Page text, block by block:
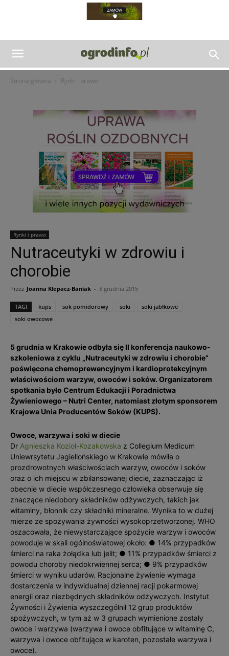
Strona główna Rynki i prawo
Rynki i prawo
Nutraceutyki w zdrowiu i
chorobie
Przez Joanna Klepacz-Baniak - 8 grudnia 2015
TAGI kups sok pomidorowy soki
soki jabłkowe
soki owocowe
5 grudnia w Krakowie odbyła się II konferencja naukowo-
szkoleniowa z cyklu „Nutraceutyki w zdrowiu i chorobie”
poświęcona chemoprewencyjnym i kardioprotekcyjnym
właściwościom warzyw, owoców i soków. Organizatorem
spotkania było Centrum Edukacji i Poradnictwa
Żywieniowego – Nutri Center, natomiast złotym sponsorem
Krajowa Unia Producentów Soków (KUPS).
Owoce, warzywa i soki w diecie
Dr Agnieszka Kozioł-Kozakowska z Collegium Medicum
Uniewrsytetu Jagiellońskiego w Krakowie mówiła o
prozdrowotnych właściwościach warzyw, owoców i soków
oraz o ich miejscu w zbilansowanej diecie, zaznaczając iż
obecnie w diecie współczesnego człowieka obserwuje się
znaczące niedobory składników odżywczych, takich jak
witaminy, błonnik czy składniki mineralne. Wynika to w dużej
mierze ze spożywania żywności wysokoprzetworzonej. WHO
oszacowała, że niewystarczające spożycie warzyw i owoców
powoduje w skali ogólnoświatowej około: ● 14% przypadków
śmierci na raka żołądka lub jelit; ● 11% przypadków śmierci z
powodu choroby niedokrwiennej serca; ● 9% przypadków
śmierci w wyniku udarów. Racjonalne żywienie wymaga
dostarczenia w indywidualnej dziennej racji pokarmowej
energii oraz niezbędnych składników odżywczych. Instytut
Żywności i Żywienia wyszczególnił 12 grup produktów
spożywczych, w tym aż w 3 grupach wymienione zostały
owoce i warzywa (warzywa i owoce obfitujące w witaminę C,
warzywa i owoce obfitujące w karoten, pozostałe warzywa i
owoce).